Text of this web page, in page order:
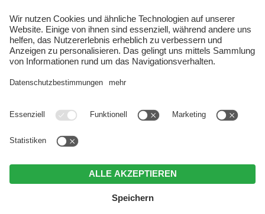
Dusche, Bidet und Fön
Bettwäsche und Handtücher (wöchentlicher
Wechsel)
Safe
kostenloses WLAN
ANFRAGEN BUCHEN